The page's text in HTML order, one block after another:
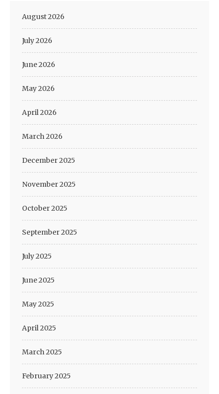
August 2026
July 2026
June 2026
May 2026
April 2026
March 2026
December 2025
November 2025
October 2025
September 2025
July 2025
June 2025
May 2025
April 2025
March 2025
February 2025